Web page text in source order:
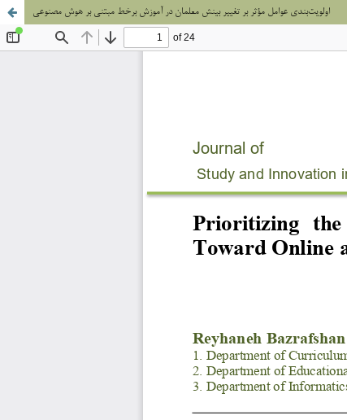
اولویت‌بندی عوامل مؤثر بر تغییر بینش معلمان در آموزش برخط مبتنی بر هوش مصنوعی